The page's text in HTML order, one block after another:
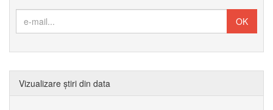
Vizualizare știri din data